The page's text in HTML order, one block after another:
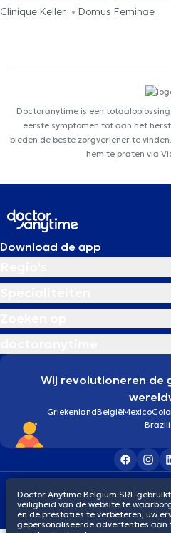
Clinique Keller
Domus Feminae
Doctoranytime is een
eerste symptomen tot aan het
bieden de beste zorgverlener te
hem te praten via
Download de app
Wij revolutioneren de
GriekenlandBelgiëMexico
© 2026
Doctor Anytime Belgium SRL
veiligheid van de website te
en de prestaties te verbeteren, uw
gepersonaliseerde advertenties aan